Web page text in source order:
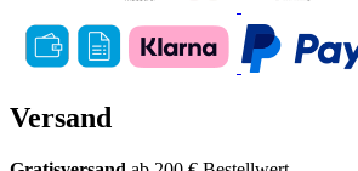
Versand